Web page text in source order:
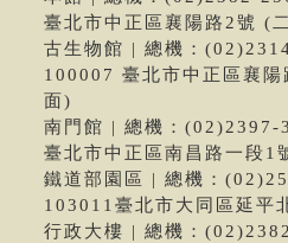
臺北市中正區襄陽路2號 (
古生物館 | 總機：
100007 臺北市中正區襄
面)
南門館 | 總機：(02)2397-
臺北市中正區南昌路一段1
鐵道部園區 | 總機：
103011臺北市大同區延平
行政大樓 | 總機：